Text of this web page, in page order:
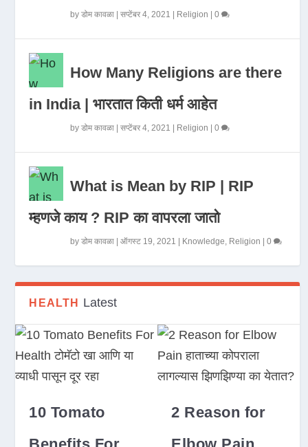
byडोम कावळा |सप्टेंबर 4, 2021 Religion |0
How Many Religions are there
in India | भारतात किती धर्म आहेत
byडोम कावळा |सप्टेंबर 4, 2021 Religion |0
What is Mean by RIP | RIP
म्हणजे काय ? RIP का वापरला जातो
byडोम कावळा |ऑगस्ट 19, 2021 Knowledge, Religion |0
HEALTH Latest
10 Tomato
2 Reason for